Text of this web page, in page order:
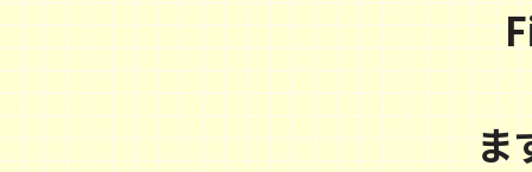
ま